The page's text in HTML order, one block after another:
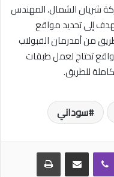
شريان الشمال، المهندس
تهدف إلى تحديد مواقع
من أمدرمان القبولاب
تحتاج لعمل طبقات
للطريق.
سوداني
ڤايبر مشاركة عبر البريد طباعة